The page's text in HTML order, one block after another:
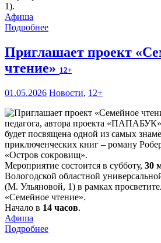
1).
Афиша
Подробнее
Приглашает проект
чтение» 12+
01.05.2026 Новости, 12+
педагога, автора проекта
будет посвящена одной из самых
приключенческих книг – роману
«Остров сокровищ».
Мероприятие состоится в субботу, 30
Вологодской областной
(М. Ульяновой, 1) в рамках
«Семейное чтение».
Начало в 14 часов.
Афиша
Подробнее